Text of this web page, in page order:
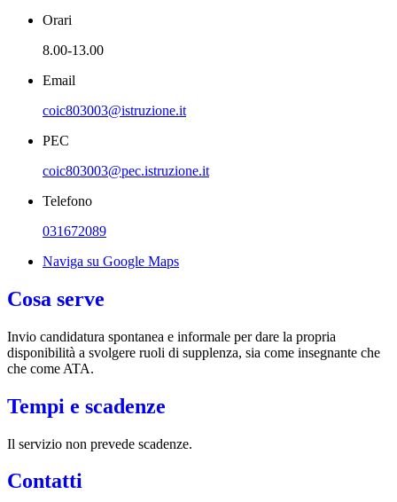
Orari
8.00-13.00
Email
coic803003@istruzione.it
PEC
coic803003@pec.istruzione.it
Telefono
031672089
Naviga su Google Maps
Cosa serve
Invio candidatura spontanea e informale per dare la propria
disponibilità a svolgere ruoli di supplenza, sia come insegnante che
che come ATA.
Tempi e scadenze
Il servizio non prevede scadenze.
Contatti